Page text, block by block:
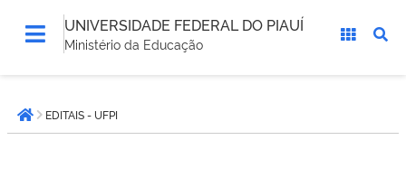
UNIVERSIDADE FEDERAL DO PIAUÍ
Ministério da Educação
está
aqui:Página inicial
EDITAIS - UFPI